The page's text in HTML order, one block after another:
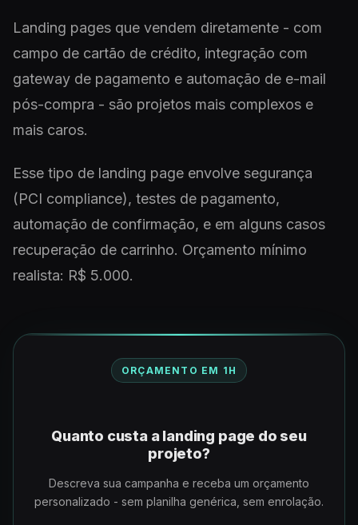
Landing pages que vendem diretamente - com
campo de cartão de crédito, integração com
gateway de pagamento e automação de e-mail
pós-compra - são projetos mais complexos e
mais caros.
Esse tipo de landing page envolve segurança
(PCI compliance), testes de pagamento,
automação de confirmação, e em alguns casos
recuperação de carrinho. Orçamento mínimo
realista: R$ 5.000.
ORÇAMENTO EM 1H
Quanto custa a landing page do seu
projeto?
Descreva sua campanha e receba um orçamento
personalizado - sem planilha genérica, sem enrolação.